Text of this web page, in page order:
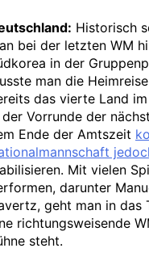
Historisch
bei der letzten WM
in der
man die
das vierte Land
Vorrunde der
Ende der Amtszeit
Mit vielen
darunter
geht man in das
richtungsweisende
steht.